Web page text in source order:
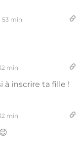
53 min
min
à inscrire ta fille !
min